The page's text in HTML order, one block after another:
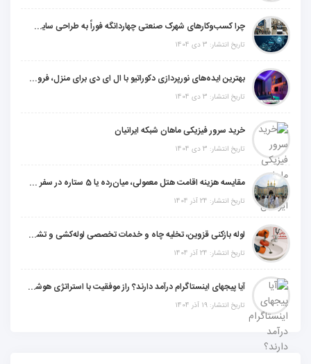
چرا کسب‌وکارهای شهرک صنعتی چهاردانگه فوراً به طراحی سایت نیاز دارند؟
تاریخ انتشار: 3 دی 1404
بهترین ایده‌های نورپردازی دکوراتیو با ال ای دی برای منزل، فروشگاه و دفتر کار
تاریخ انتشار: 3 دی 1404
خرید سرور فیزیکی ماهان شبکه ایرانیان
تاریخ انتشار: 3 دی 1404
مقایسه هزینه اقامت هتل معمولی، میان‌رده یا 5 ستاره در سفر زیارتی عراق
تاریخ انتشار: 24 آذر 1404
لوله بازکنی قزوین، تخلیه چاه و خدمات تخصصی لوله‌کشی و تشخیص ترکیدگی
تاریخ انتشار: 24 آذر 1404
آیا پیجهای اینستاگرام درآمد دارند؟ راز موفقیت با استراتژی هوشمندانه
تاریخ انتشار: 19 آذر 1404